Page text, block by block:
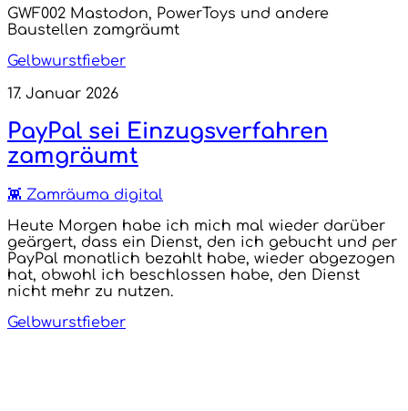
GWF002 Mastodon, PowerToys und andere
Baustellen zamgräumt
Gelbwurstfieber
17. Januar 2026
PayPal sei Einzugsverfahren
zamgräumt
👾 Zamräuma digital
Heute Morgen habe ich mich mal wieder darüber
geärgert, dass ein Dienst, den ich gebucht und per
PayPal monatlich bezahlt habe, wieder abgezogen
hat, obwohl ich beschlossen habe, den Dienst
nicht mehr zu nutzen.
Gelbwurstfieber